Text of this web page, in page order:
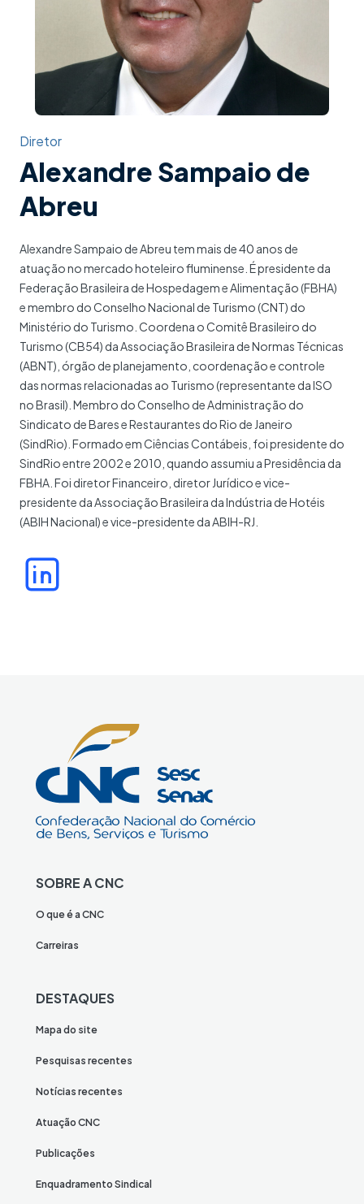
Diretor
Alexandre Sampaio de
Abreu
Alexandre Sampaio de Abreu tem mais de 40 anos de
atuação no mercado hoteleiro fluminense. É presidente da
Federação Brasileira de Hospedagem e Alimentação (FBHA)
e membro do Conselho Nacional de Turismo (CNT) do
Ministério do Turismo. Coordena o Comitê Brasileiro do
Turismo (CB54) da Associação Brasileira de Normas Técnicas
(ABNT), órgão de planejamento, coordenação e controle
das normas relacionadas ao Turismo (representante da ISO
no Brasil). Membro do Conselho de Administração do
Sindicato de Bares e Restaurantes do Rio de Janeiro
(SindRio). Formado em Ciências Contábeis, foi presidente do
SindRio entre 2002 e 2010, quando assumiu a Presidência da
FBHA. Foi diretor Financeiro, diretor Jurídico e vice-
presidente da Associação Brasileira da Indústria de Hotéis
(ABIH Nacional) e vice-presidente da ABIH-RJ.
SOBRE A CNC
O que é a CNC
Carreiras
DESTAQUES
Mapa do site
Pesquisas recentes
Notícias recentes
Atuação CNC
Publicações
Enquadramento Sindical